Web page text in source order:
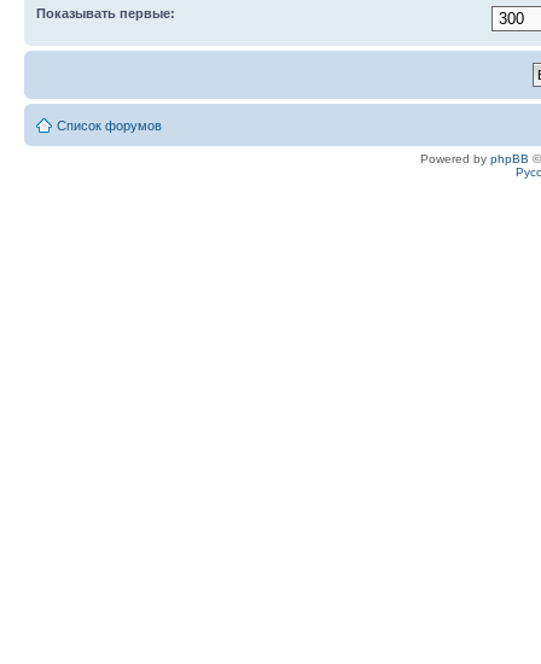
Показывать первые:
Список форумов
Powered by phpBB